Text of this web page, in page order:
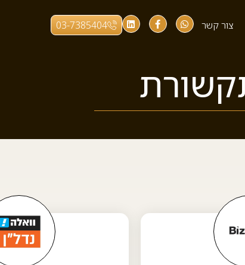
צור קשר 03-7385404